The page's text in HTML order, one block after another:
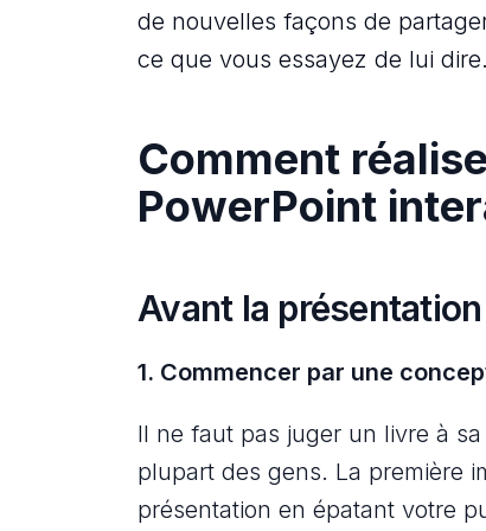
de nouvelles façons de
ce que vous essayez de lui dire.
Comment
PowerPoint
Avant la présentation
1. Commencer par une
Il ne faut pas juger un livre à
plupart des gens. La première
présentation en épatant votre